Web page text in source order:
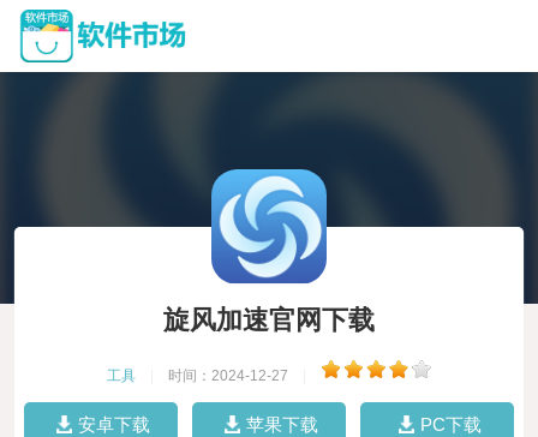
旋风加速官网下载
工具 时间：2024-12-27
安卓下载 苹果下载 PC下载